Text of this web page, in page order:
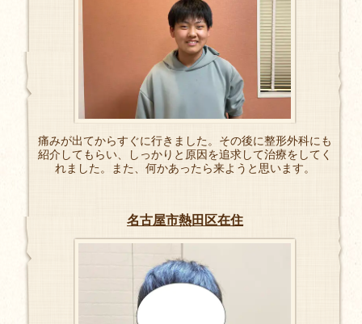
痛みが出てからすぐに行きました。その後に整形外科にも
紹介してもらい、しっかりと原因を追求して治療をしてく
れました。また、何かあったら来ようと思います。
名古屋市熱田区在住